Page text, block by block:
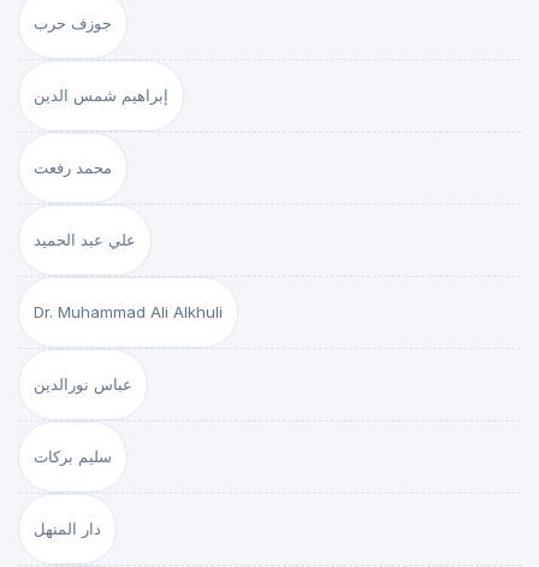
جوزف حرب
إبراهيم شمس الدين
محمد رفعت
علي عبد الحميد
Dr. Muhammad Ali Alkhuli
عباس نورالدين
سليم بركات
دار المنهل